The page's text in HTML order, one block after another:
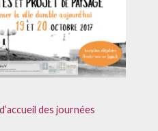
des journées